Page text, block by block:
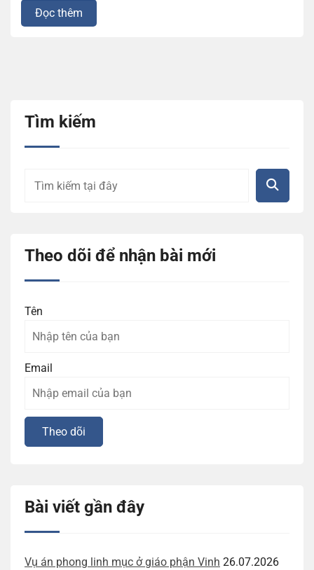
Đọc thêm
Tìm kiếm
Theo dõi để nhận bài mới
Tên
Email
Bài viết gần đây
Vụ án phong linh mục ở giáo phận Vinh 26.07.2026